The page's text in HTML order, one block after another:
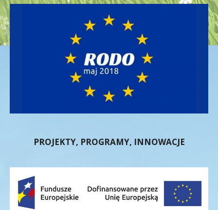
PROJEKTY, PROGRAMY, INNOWACJE